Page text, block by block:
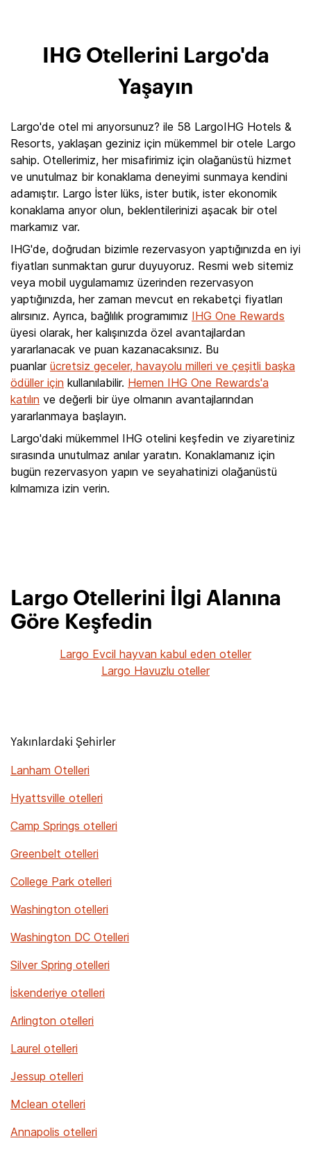
IHG Otellerini Largo'da
Yaşayın
Largo'de otel mi arıyorsunuz? ile 58 LargoIHG Hotels &
Resorts, yaklaşan geziniz için mükemmel bir otele Largo
sahip. Otellerimiz, her misafirimiz için olağanüstü hizmet
ve unutulmaz bir konaklama deneyimi sunmaya kendini
adamıştır. Largo İster lüks, ister butik, ister ekonomik
konaklama arıyor olun, beklentilerinizi aşacak bir otel
markamız var.
IHG'de, doğrudan bizimle rezervasyon yaptığınızda en iyi
fiyatları sunmaktan gurur duyuyoruz. Resmi web sitemiz
veya mobil uygulamamız üzerinden rezervasyon
yaptığınızda, her zaman mevcut en rekabetçi fiyatları
alırsınız. Ayrıca, bağlılık programımız IHG One Rewards
üyesi olarak, her kalışınızda özel avantajlardan
yararlanacak ve puan kazanacaksınız. Bu
puanlar ücretsiz geceler, havayolu milleri ve çeşitli başka
ödüller için kullanılabilir. Hemen IHG One Rewards'a
katılın ve değerli bir üye olmanın avantajlarından
yararlanmaya başlayın.
Largo'daki mükemmel IHG otelini keşfedin ve ziyaretiniz
sırasında unutulmaz anılar yaratın. Konaklamanız için
bugün rezervasyon yapın ve seyahatinizi olağanüstü
kılmamıza izin verin.
Largo Otellerini İlgi Alanına
Göre Keşfedin
Largo Evcil hayvan kabul eden oteller
Largo Havuzlu oteller
Yakınlardaki Şehirler
Lanham Otelleri
Hyattsville otelleri
Camp Springs otelleri
Greenbelt otelleri
College Park otelleri
Washington otelleri
Washington DC Otelleri
Silver Spring otelleri
İskenderiye otelleri
Arlington otelleri
Laurel otelleri
Jessup otelleri
Mclean otelleri
Annapolis otelleri